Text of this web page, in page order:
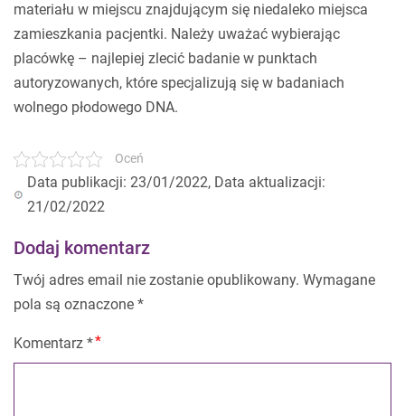
materiału w miejscu znajdującym się niedaleko miejsca
zamieszkania pacjentki. Należy uważać wybierając
placówkę – najlepiej zlecić badanie w punktach
autoryzowanych, które specjalizują się w badaniach
wolnego płodowego DNA.
Oceń
Data publikacji: 23/01/2022, Data aktualizacji:
21/02/2022
Dodaj komentarz
Twój adres email nie zostanie opublikowany. Wymagane
pola są oznaczone *
Komentarz *